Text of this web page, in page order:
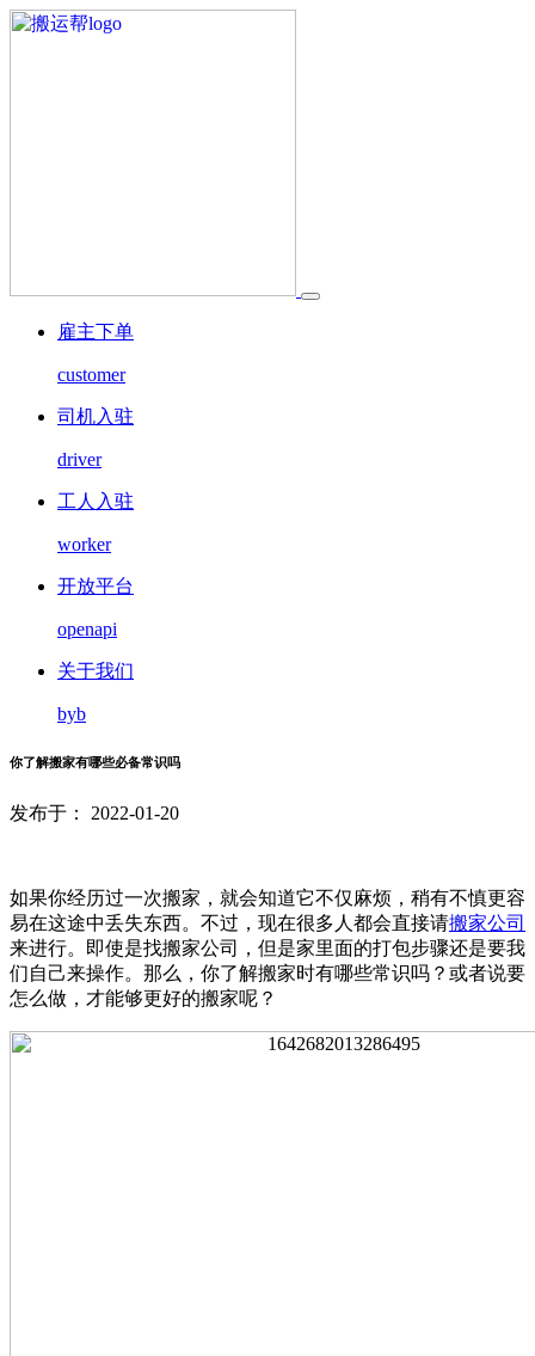
雇主下单
customer
司机入驻
driver
工人入驻
worker
开放平台
openapi
关于我们
byb
你了解搬家有哪些必备常识吗
发布于： 2022-01-20
如果你经历过一次搬家，就会知道它不仅麻烦，稍有不慎更容
易在这途中丢失东西。不过，现在很多人都会直接请搬家公司
来进行。即使是找搬家公司，但是家里面的打包步骤还是要我
们自己来操作。那么，你了解搬家时有哪些常识吗？或者说要
怎么做，才能够更好的搬家呢？